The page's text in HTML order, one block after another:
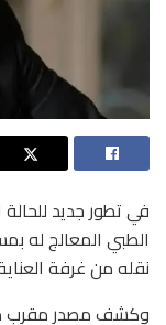
في تطور جديد
الطبي المعالج له
نقله من غرفة
وكشف مصدر مقرب